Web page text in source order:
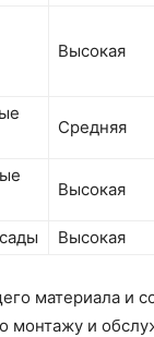
Высокая
Средняя
Высокая
Высокая
материала и
монтажу и